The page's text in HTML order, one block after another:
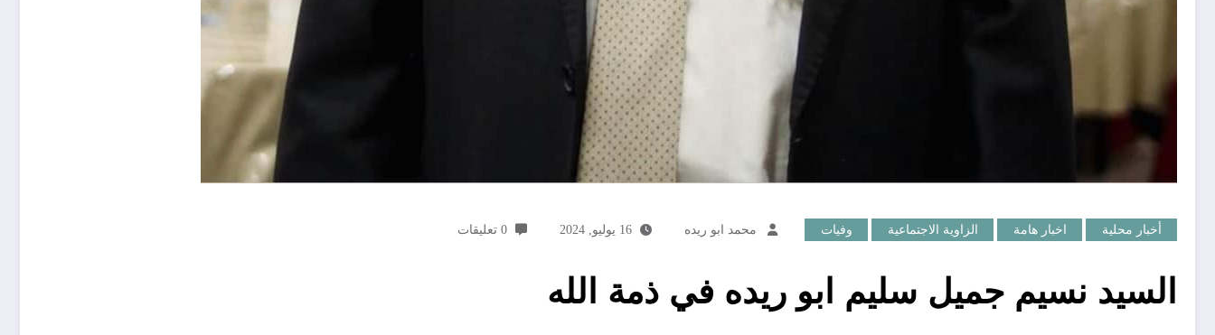
أخبار محلية اخبار هامة الزاوية الاجتماعية وفيات محمد ابو ريده 16 يوليو, 2024 0 تعليقات
السيد نسيم جميل سليم ابو ريده في ذمة الله